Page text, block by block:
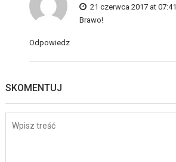
21 czerwca 2017 at 07:41
Brawo!
Odpowiedz
SKOMENTUJ